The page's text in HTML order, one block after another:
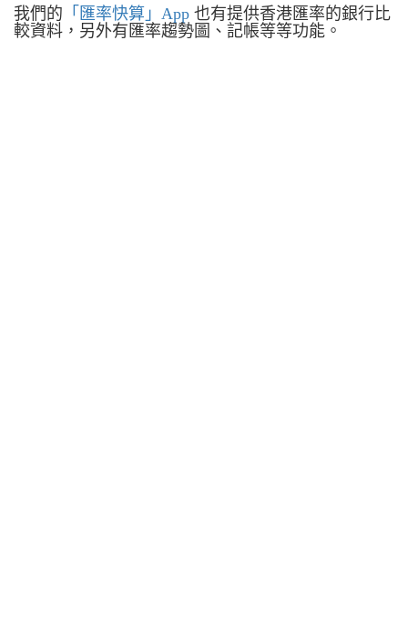
我們的 「匯率快算」App 也有提供香港匯率的銀行比
較資料，另外有匯率趨勢圖、記帳等等功能。